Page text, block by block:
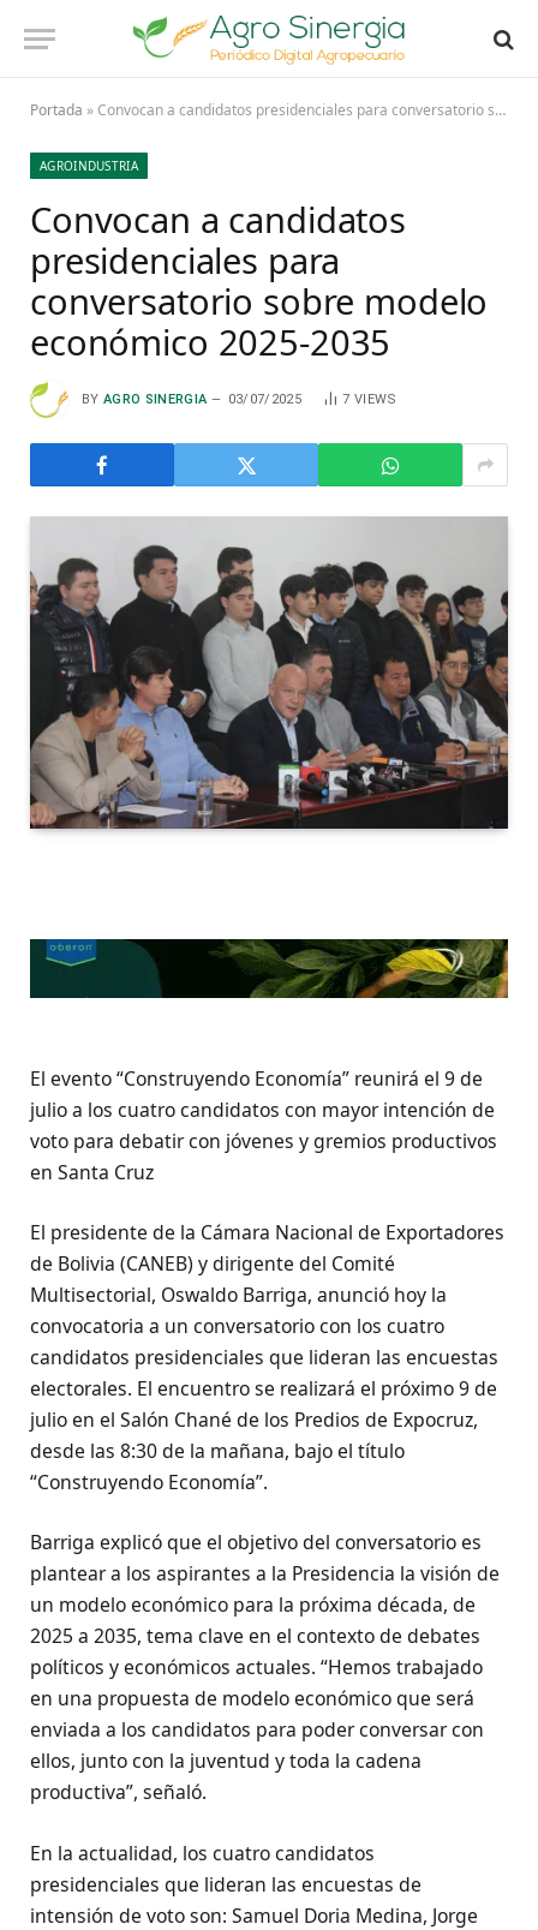
Portada »Convocan a candidatos presidenciales para conversatorio sobre modelo económico 2025-2035
AGROINDUSTRIA
Convocan a candidatos
presidenciales para
conversatorio sobre modelo
económico 2025-2035
BY AGRO SINERGIA 03/07/2025 7 VIEWS
El evento “Construyendo Economía” reunirá el 9 de
julio a los cuatro candidatos con mayor intención de
voto para debatir con jóvenes y gremios productivos
en Santa Cruz
El presidente de la Cámara Nacional de Exportadores
de Bolivia (CANEB) y dirigente del Comité
Multisectorial, Oswaldo Barriga, anunció hoy la
convocatoria a un conversatorio con los cuatro
candidatos presidenciales que lideran las encuestas
electorales. El encuentro se realizará el próximo 9 de
julio en el Salón Chané de los Predios de Expocruz,
desde las 8:30 de la mañana, bajo el título
“Construyendo Economía”.
Barriga explicó que el objetivo del conversatorio es
plantear a los aspirantes a la Presidencia la visión de
un modelo económico para la próxima década, de
2025 a 2035, tema clave en el contexto de debates
políticos y económicos actuales. “Hemos trabajado
en una propuesta de modelo económico que será
enviada a los candidatos para poder conversar con
ellos, junto con la juventud y toda la cadena
productiva”, señaló.
En la actualidad, los cuatro candidatos
presidenciales que lideran las encuestas de
intensión de voto son: Samuel Doria Medina, Jorge